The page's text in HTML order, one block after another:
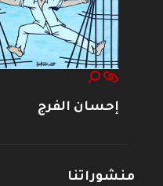
إحسان الفرج
منشوراتنا